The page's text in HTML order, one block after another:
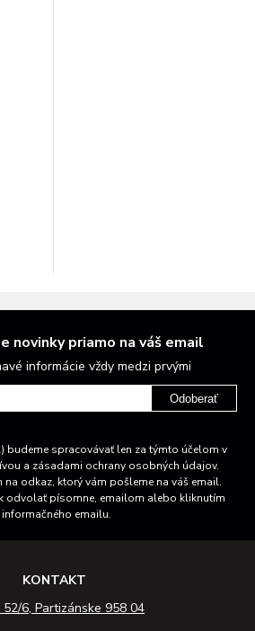
novinky priamo na váš email
informácie vždy medzi prvými
Odoberať
budeme spracovávať len za týmto účelom v
a zásadami ochrany osobných údajov.
odkaz, ktorý vám pošleme na váš email.
odvolať písomne, emailom alebo kliknutím
emailu.
KONTAKT
52/6, Partizánske 958 04